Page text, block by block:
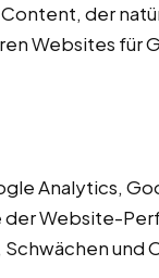
der
Websites für
Analytics,
der Website-
und